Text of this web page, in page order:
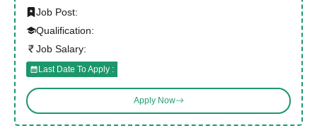
Job Post:
Qualification:
Job Salary:
Last Date To Apply :
Apply Now